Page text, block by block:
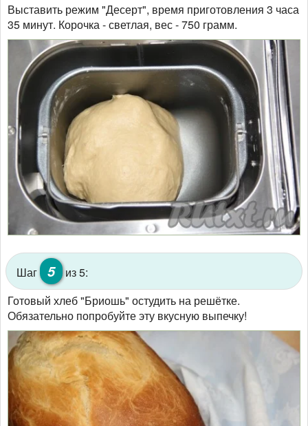
Выставить режим "Десерт", время приготовления 3 часа
35 минут. Корочка - светлая, вес - 750 грамм.
Шаг 5
из 5:
Готовый хлеб "Бриошь" остудить на решётке.
Обязательно попробуйте эту вкусную выпечку!